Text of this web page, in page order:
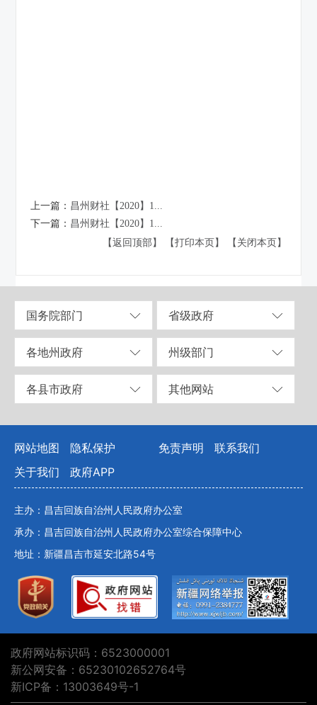
上一篇： 昌州财社【2020】1...
下一篇： 昌州财社【2020】1...
【返回顶部】
【打印本页】 【关闭本页】
国务院部门 省级政府
各地州政府 州级部门
各县市政府 其他网站
网站地图 隐私保护 免责声明
联系我们
关于我们
政府APP
主办：昌吉回族自治州人民政府办公室
承办：昌吉回族自治州人民政府办公室综合保障中心
地址：新疆昌吉市延安北路54号
政府网站标识码：6523000001
新公网安备：65230102652764号
新ICP备：13003649号-1